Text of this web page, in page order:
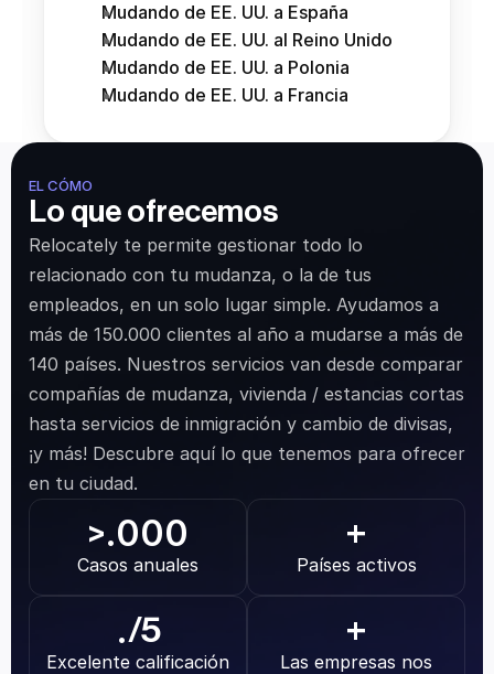
Mudando de EE. UU. a España
Mudando de EE. UU. al Reino Unido
Mudando de EE. UU. a Polonia
Mudando de EE. UU. a Francia
EL CÓMO
Lo que ofrecemos
Relocately te permite gestionar todo lo
relacionado con tu mudanza, o la de tus
empleados, en un solo lugar simple. Ayudamos a
más de 150.000 clientes al año a mudarse a más de
140 países. Nuestros servicios van desde comparar
compañías de mudanza, vivienda / estancias cortas
hasta servicios de inmigración y cambio de divisas,
¡y más! Descubre aquí lo que tenemos para ofrecer
en tu ciudad.
>.000
Casos anuales
+
Países activos
./5
Excelente calificación
+
Las empresas nos